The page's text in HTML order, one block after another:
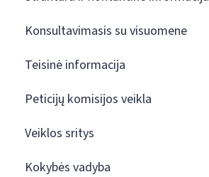
Konsultavimasis su visuomene
Teisinė informacija
Peticijų komisijos veikla
Veiklos sritys
Kokybės vadyba